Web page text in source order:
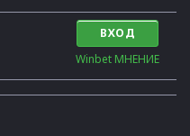
ВХОД
Winbet МНЕНИЕ